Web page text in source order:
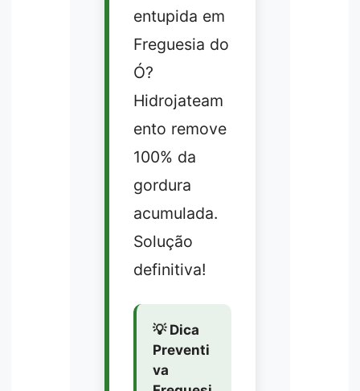
entupida em
Freguesia do
Ó?
Hidrojateam
ento remove
100% da
gordura
acumulada.
Solução
definitiva!
💡 Dica
Preventi
va